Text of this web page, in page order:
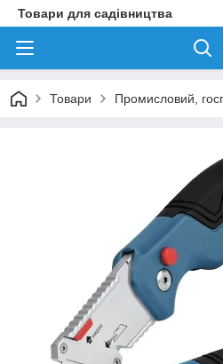
Товари для садівництва
Товари Промисловий,